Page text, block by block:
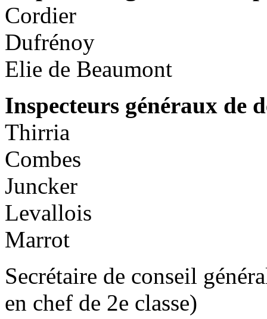
Cordier
Dufrénoy
Elie de Beaumont
Inspecteurs généraux de
Thirria
Combes
Juncker
Levallois
Marrot
Secrétaire de conseil
en chef de 2e classe)